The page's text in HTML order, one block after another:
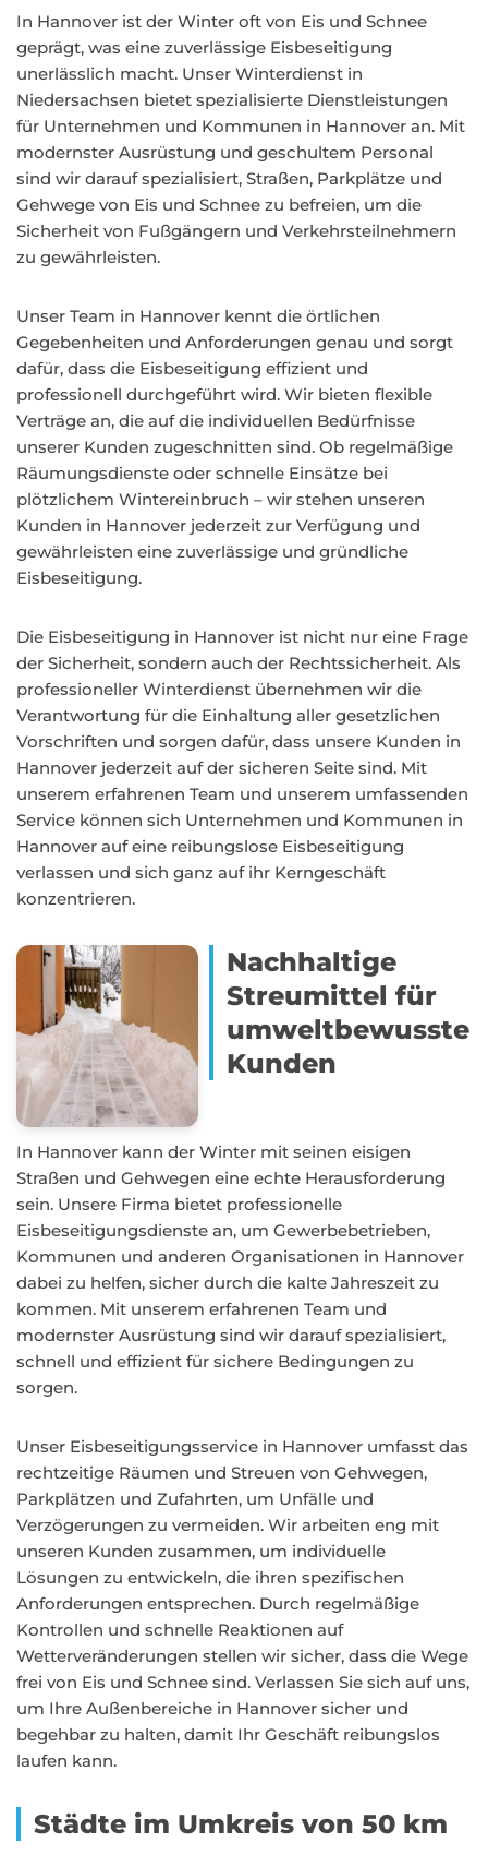
In Hannover ist der Winter oft von Eis und Schnee
geprägt, was eine zuverlässige Eisbeseitigung
unerlässlich macht. Unser Winterdienst in
Niedersachsen bietet spezialisierte Dienstleistungen
für Unternehmen und Kommunen in Hannover an. Mit
modernster Ausrüstung und geschultem Personal
sind wir darauf spezialisiert, Straßen, Parkplätze und
Gehwege von Eis und Schnee zu befreien, um die
Sicherheit von Fußgängern und Verkehrsteilnehmern
zu gewährleisten.
Unser Team in Hannover kennt die örtlichen
Gegebenheiten und Anforderungen genau und sorgt
dafür, dass die Eisbeseitigung effizient und
professionell durchgeführt wird. Wir bieten flexible
Verträge an, die auf die individuellen Bedürfnisse
unserer Kunden zugeschnitten sind. Ob regelmäßige
Räumungsdienste oder schnelle Einsätze bei
plötzlichem Wintereinbruch – wir stehen unseren
Kunden in Hannover jederzeit zur Verfügung und
gewährleisten eine zuverlässige und gründliche
Eisbeseitigung.
Die Eisbeseitigung in Hannover ist nicht nur eine Frage
der Sicherheit, sondern auch der Rechtssicherheit. Als
professioneller Winterdienst übernehmen wir die
Verantwortung für die Einhaltung aller gesetzlichen
Vorschriften und sorgen dafür, dass unsere Kunden in
Hannover jederzeit auf der sicheren Seite sind. Mit
unserem erfahrenen Team und unserem umfassenden
Service können sich Unternehmen und Kommunen in
Hannover auf eine reibungslose Eisbeseitigung
verlassen und sich ganz auf ihr Kerngeschäft
konzentrieren.
Nachhaltige
Streumittel für
umweltbewusste
Kunden
In Hannover kann der Winter mit seinen eisigen
Straßen und Gehwegen eine echte Herausforderung
sein. Unsere Firma bietet professionelle
Eisbeseitigungsdienste an, um Gewerbebetrieben,
Kommunen und anderen Organisationen in Hannover
dabei zu helfen, sicher durch die kalte Jahreszeit zu
kommen. Mit unserem erfahrenen Team und
modernster Ausrüstung sind wir darauf spezialisiert,
schnell und effizient für sichere Bedingungen zu
sorgen.
Unser Eisbeseitigungsservice in Hannover umfasst das
rechtzeitige Räumen und Streuen von Gehwegen,
Parkplätzen und Zufahrten, um Unfälle und
Verzögerungen zu vermeiden. Wir arbeiten eng mit
unseren Kunden zusammen, um individuelle
Lösungen zu entwickeln, die ihren spezifischen
Anforderungen entsprechen. Durch regelmäßige
Kontrollen und schnelle Reaktionen auf
Wetterveränderungen stellen wir sicher, dass die Wege
frei von Eis und Schnee sind. Verlassen Sie sich auf uns,
um Ihre Außenbereiche in Hannover sicher und
begehbar zu halten, damit Ihr Geschäft reibungslos
laufen kann.
Städte im Umkreis von 50 km